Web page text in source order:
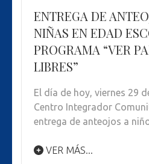
ENTREGA DE
NIÑAS EN EDAD
PROGRAMA “VER
LIBRES”
El día de hoy, viernes 29
Centro Integrador
entrega de anteojos a
VER MÁS...